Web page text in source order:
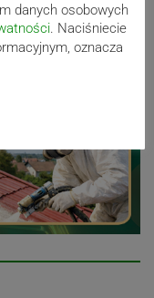
danych osobowych
. Naciśniecie
oznacza